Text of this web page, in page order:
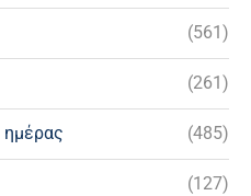
(561)
(261)
ημέρας (485)
(127)